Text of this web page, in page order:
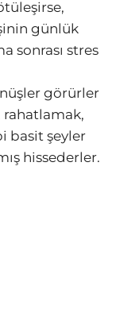
günlük
sonrası stres
görürler
basit şeyler
hissederler.